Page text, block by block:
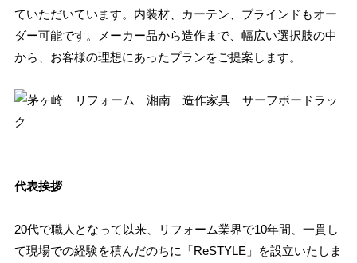
ていただいています。内装材、カーテン、ブラインドもオー
ダー可能です。メーカー品から造作まで、幅広い選択肢の中
から、お客様の理想にあったプランをご提案します。
代表挨拶
20代で職人となって以来、リフォーム業界で10年間、一貫し
て現場での経験を積んだのちに「ReSTYLE」を設立いたしま